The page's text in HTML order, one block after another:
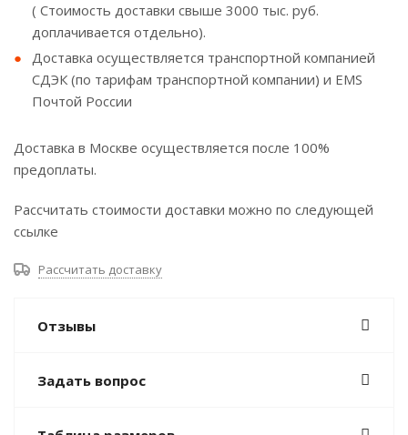
( Стоимость доставки свыше 3000 тыс. руб.
доплачивается отдельно).
Доставка осуществляется транспортной компанией
СДЭК (по тарифам транспортной компании) и EMS
Почтой России
Доставка в Москве осуществляется после 100%
предоплаты.
Рассчитать стоимости доставки можно по следующей
ссылке
Рассчитать доставку
Отзывы
Задать вопрос